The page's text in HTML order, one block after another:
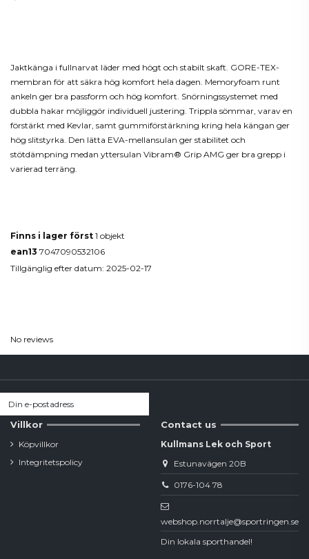
Jaktkänga i fullnarvat läder med högt och stabilt skaft. GORE-TEX-
membran för att säkra hög komfort hela dagen. Memoryfoam runt
ankeln ger bra passform och hög komfort. Snörningssystemet med
dubbla hakar möjliggör individuell justering. Trippla sömmar, varav en
förstärkt med Kevlar, samt gummiförstärkning kring hela kängan ger
hög slitstyrka. Den lätta EVA-mellansulan ger stabilitet och
stötdämpning medan yttersulan Vibram® Grip AMG ger bra grepp i
varierad terräng.
Finns i lager först 1 objekt
ean13 7047090532106
Tillgänglig efter datum: 2025-02-17
No reviews
Villkor
Köpvillkor
Integritetspolicy
Contact us
Kullmans Lek och Sport
Estunavägen 20B
0176-104 78
webshop.norrtalje@sportringen.se
Din lokala sporthandel!